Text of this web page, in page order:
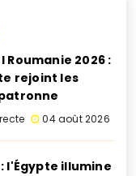
Roumanie 2026 :
rejoint les
04 août 2026
l'Égypte illumine